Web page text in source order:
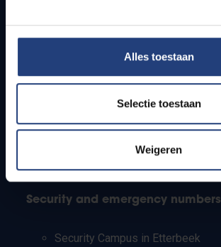
Alles toestaan
Selectie toestaan
Weigeren
Students
PhD students
Teachers and secondary schools
Working students
Security and emergency numbers
Security Campus in Etterbeek